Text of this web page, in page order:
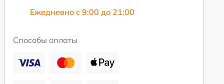
Ежедневно с 9:00 до 21:00
Способы оплаты